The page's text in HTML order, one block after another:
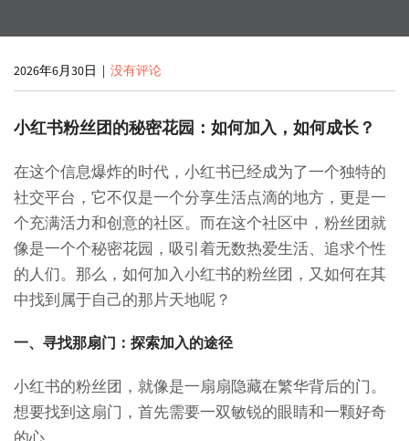
2026年6月30日 | 没有评论
小红书粉丝团的秘密花园：如何加入，如何成长？
在这个信息爆炸的时代，小红书已经成为了一个独特的
社交平台，它不仅是一个分享生活点滴的地方，更是一
个充满活力和创意的社区。而在这个社区中，粉丝团就
像是一个个秘密花园，吸引着无数热爱生活、追求个性
的人们。那么，如何加入小红书的粉丝团，又如何在其
中找到属于自己的那片天地呢？
一、寻找那扇门：探索加入的途径
小红书的粉丝团，就像是一扇扇隐藏在繁华背后的门。
想要找到这扇门，首先需要一双敏锐的眼睛和一颗好奇